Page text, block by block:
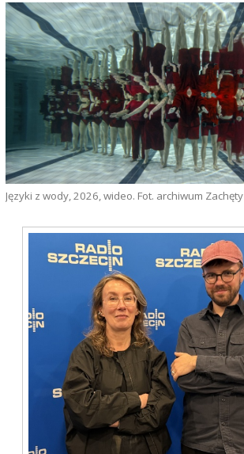
Języki z wody, 2026, wideo. Fot. archiwum Zachęty